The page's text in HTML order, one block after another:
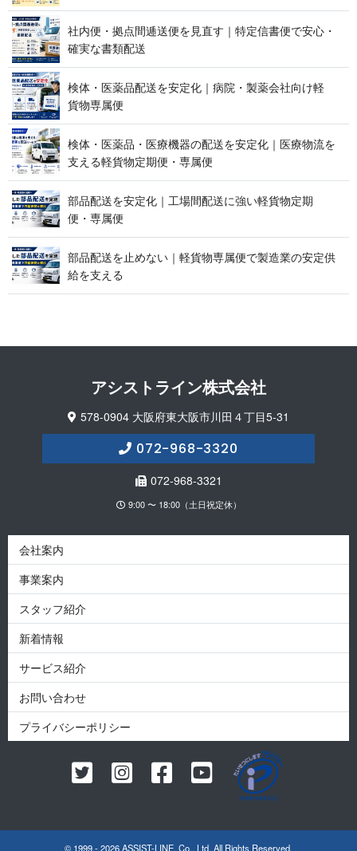
社内便・拠点間逓送便を見直す｜特定信書便で安心・
確実な 書 類 配 送
検体・医薬品配送を安定化｜病院・製薬会社向け軽
貨 物 専 属 便
検体・医薬品・医療機器の配送を安定化｜医療物流を
支える軽貨物定期便 ・ 専 属 便
部品配送を安定化｜工場間配送に強い軽貨物定期
便 ・ 専 属 便
部品配送を止めない｜軽貨物専属便で製造業の安定供
給 を 支 え る
アシストライン 株 式 会 社
578-0904 大阪府東大阪市川田４丁目5-31
072-968-3320
072-968-3321
9:00 〜 18:00（土日祝定休）
会社案内
事業案内
スタッフ紹介
新着情報
サービス紹介
お問い合わせ
プライバシーポリシー
© 1999 - 2026 ASSIST-LINE. Co., Ltd. All Rights Reserved.